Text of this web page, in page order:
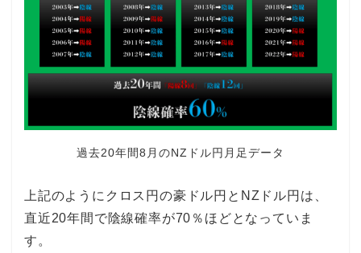
過去20年間8月のNZドル円月足データ
上記のようにクロス円の豪ドル円とNZドル円は、
直近20年間で陰線確率が70％ほどとなっていま
す。